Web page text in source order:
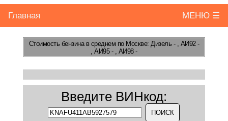
Главная МЕНЮ ☰
Стоимость бензинав среднем по Москве: Дизель - , АИ92 -
, АИ95 - , АИ98 -
Введите ВИНкод: